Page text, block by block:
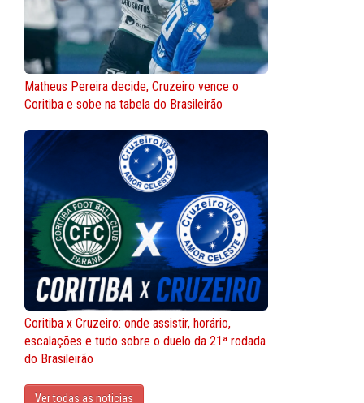
Matheus Pereira decide, Cruzeiro vence o
Coritiba e sobe na tabela do Brasileirão
Coritiba x Cruzeiro: onde assistir, horário,
escalações e tudo sobre o duelo da 21ª rodada
do Brasileirão
Ver todas as noticias